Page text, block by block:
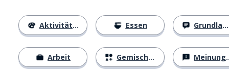
Aktivitäten
Arbeit
Essen
Gemischtes
Grundlagen
Meinungen